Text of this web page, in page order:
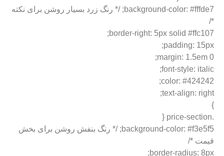
background-color: #fffde7; /* رنگ زرد بسیار روشن برای نکته
*/
border-right: 5px solid #ffc107;
padding: 15px;
margin: 1.5em 0;
font-style: italic;
color: #424242;
text-align: right;
}
.price-section {
background-color: #f3e5f5; /* رنگ بنفش روشن برای بخش
قیمت */
border-radius: 8px;